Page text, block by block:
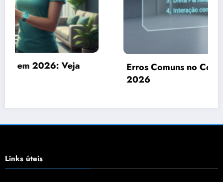
Erros Comuns no Controle da Diabetes em
Links úteis